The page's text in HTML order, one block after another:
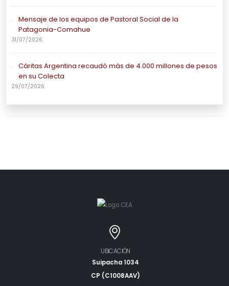
Mensaje de los equipos de Pastoral Social de la
Patagonia-Comahue
31/07/2026
Cáritas Argentina recaudó más de 4.000 millones de pesos
en su Colecta
29/07/2026
UBICACIÓN
Suipacha 1034
CP (C1008AAV)